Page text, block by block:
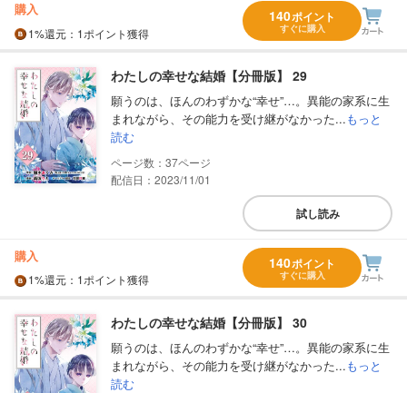
購入
1%還元 ：1ポイント獲得
140ポイント
すぐに購入
わたしの幸せな結婚【分冊版】 29
願うのは、ほんのわずかな“幸せ”…。異能の家系に生
まれながら、その能力を受け継がなかった...もっと
読む
37
配信日：2023/11/01
試し読み
購入
1%還元 ：1ポイント獲得
140ポイント
すぐに購入
わたしの幸せな結婚【分冊版】 30
願うのは、ほんのわずかな“幸せ”…。異能の家系に生
まれながら、その能力を受け継がなかった...もっと
読む